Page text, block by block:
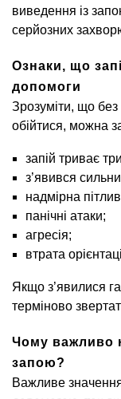
виведення із
серйозних
Ознаки, що
допомоги
Зрозуміти, що
обійтися, можна
запій триває
з’явився
надмірна
панічні атаки;
агресія;
втрата
Якщо з’явилися
терміново
Чому важливо
запою?
Важливе